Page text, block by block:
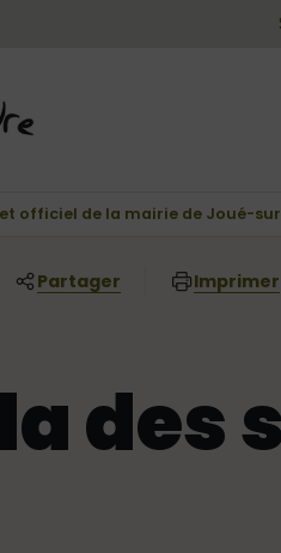
officiel de la mairie de Joué-
Partager Imprimer
des